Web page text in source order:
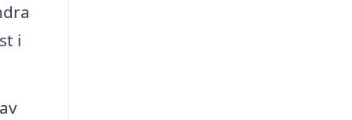
i